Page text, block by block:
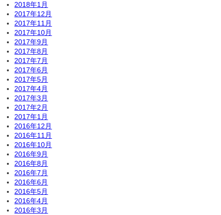
2018年1月
2017年12月
2017年11月
2017年10月
2017年9月
2017年8月
2017年7月
2017年6月
2017年5月
2017年4月
2017年3月
2017年2月
2017年1月
2016年12月
2016年11月
2016年10月
2016年9月
2016年8月
2016年7月
2016年6月
2016年5月
2016年4月
2016年3月